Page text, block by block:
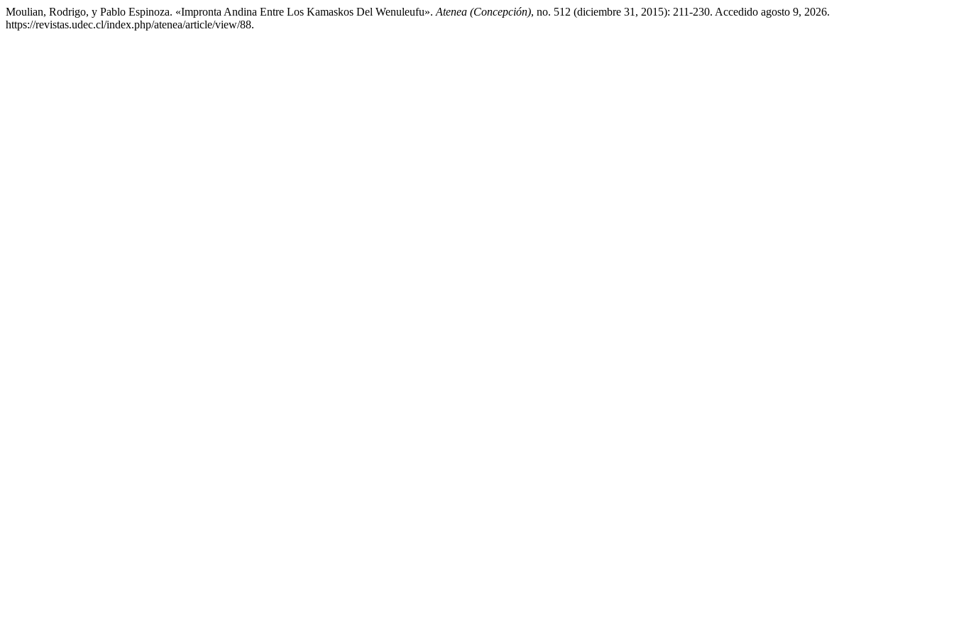
Moulian, Rodrigo, y Pablo Espinoza. «Impronta Andina Entre Los Kamaskos Del Wenuleufu». Atenea (Concepción), no. 512 (diciembre 31, 2015): 211-230. Accedido agosto 9, 2026.
https://revistas.udec.cl/index.php/atenea/article/view/88.